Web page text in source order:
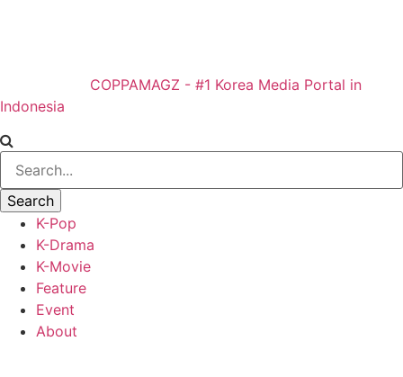
COPPAMAGZ - #1 Korea Media Portal in
Indonesia
K-Pop
K-Drama
K-Movie
Feature
Event
About